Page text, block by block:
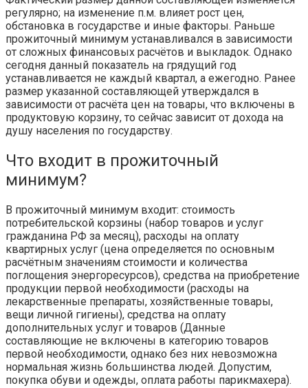
регулярно; на изменение п.м. влияет рост цен,
обстановка в государстве и иные факторы. Раньше
прожиточный минимум устанавливался в зависимости
от сложных финансовых расчётов и выкладок. Однако
сегодня данный показатель на грядущий год
устанавливается не каждый квартал, а ежегодно. Ранее
размер указанной составляющей утверждался в
зависимости от расчёта цен на товары, что включены в
продуктовую корзину, то сейчас зависит от дохода на
душу населения по государству.
Что входит в прожиточный
минимум?
В прожиточный минимум входит: стоимость
потребительской корзины (набор товаров и услуг
гражданина РФ за месяц), расходы на оплату
квартирных услуг (цена определяется по основным
расчётным значениям стоимости и количества
поглощения энергоресурсов), средства на приобретение
продукции первой необходимости (расходы на
лекарственные препараты, хозяйственные товары,
вещи личной гигиены), средства на оплату
дополнительных услуг и товаров (Данные
составляющие не включены в категорию товаров
первой необходимости, однако без них невозможна
нормальная жизнь большинства людей. Допустим,
покупка обуви и одежды, оплата работы парикмахера).